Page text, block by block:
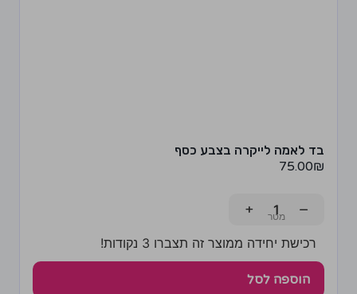
בד לאמה לייקרה בצבע כסף
75.00₪
−
+
רכישת יחידה ממוצר זה תצברו 3 נקודות!
הוספה לסל